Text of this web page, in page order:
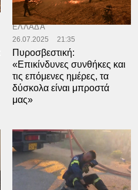
ΕΛΛΑΔΑ
26.07.2025 21:35
Πυροσβεστική:
«Επικίνδυνες συνθήκες και
τις επόμενες ημέρες, τα
δύσκολα είναι μπροστά
μας»